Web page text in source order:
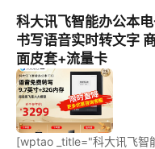
科大讯飞智能办公本
书写语音实时转文字
面皮套+流量卡
[wptao _title="科大讯飞智